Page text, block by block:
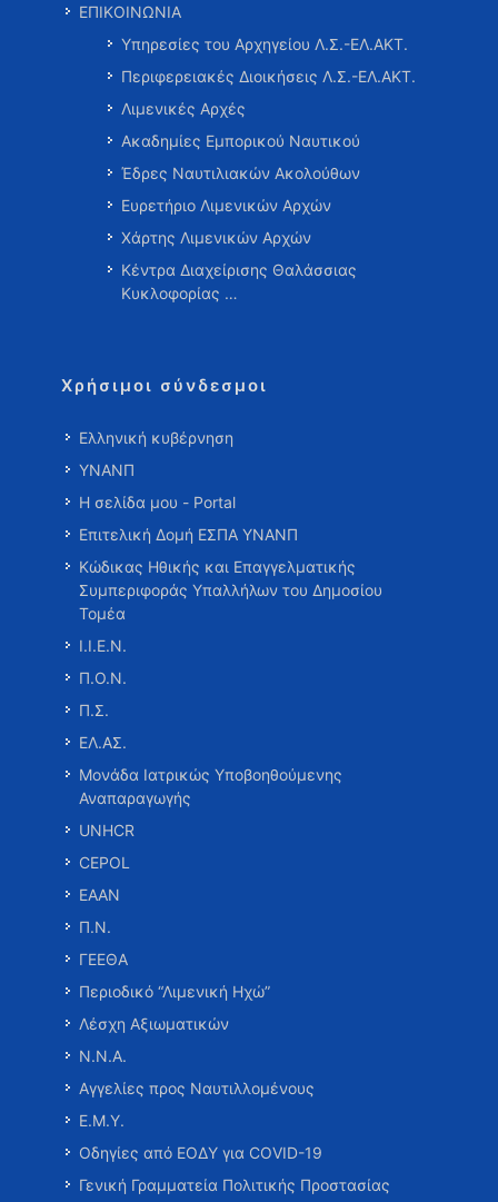
ΕΠΙΚΟΙΝΩΝΙΑ
Υπηρεσίες του Αρχηγείου Λ.Σ.-ΕΛ.ΑΚΤ.
Περιφερειακές Διοικήσεις Λ.Σ.-ΕΛ.ΑΚΤ.
Λιμενικές Αρχές
Ακαδημίες Εμπορικού Ναυτικού
Έδρες Ναυτιλιακών Ακολούθων
Ευρετήριο Λιμενικών Αρχών
Χάρτης Λιμενικών Αρχών
Κέντρα Διαχείρισης Θαλάσσιας
Κυκλοφορίας …
Χρήσιμοι σύνδεσμοι
Ελληνική κυβέρνηση
ΥΝΑΝΠ
Η σελίδα μου - Portal
Επιτελική Δομή ΕΣΠΑ ΥΝΑΝΠ
Κώδικας Ηθικής και Επαγγελματικής
Συμπεριφοράς Υπαλλήλων του Δημοσίου
Τομέα
Ι.Ι.Ε.Ν.
Π.Ο.Ν.
Π.Σ.
ΕΛ.ΑΣ.
Μονάδα Ιατρικώς Υποβοηθούμενης
Αναπαραγωγής
UNHCR
CEPOL
ΕΑΑΝ
Π.Ν.
ΓΕΕΘΑ
Περιοδικό “Λιμενική Ηχώ”
Λέσχη Αξιωματικών
Ν.Ν.Α.
Αγγελίες προς Ναυτιλλομένους
Ε.Μ.Υ.
Οδηγίες από ΕΟΔΥ για COVID-19
Γενική Γραμματεία Πολιτικής Προστασίας